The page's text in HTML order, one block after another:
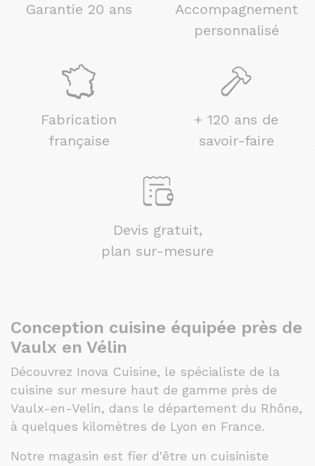
Garantie 20 ans
Accompagnement
personnalisé
Fabrication
française
+ 120 ans de
savoir-faire
Devis gratuit,
plan sur-mesure
Conception cuisine équipée près de
Vaulx en Vélin
Découvrez Inova Cuisine, le spécialiste de la
cuisine sur mesure haut de gamme près de
Vaulx-en-Velin, dans le département du Rhône,
à quelques kilomètres de Lyon en France.
Notre magasin est fier d'être un cuisiniste